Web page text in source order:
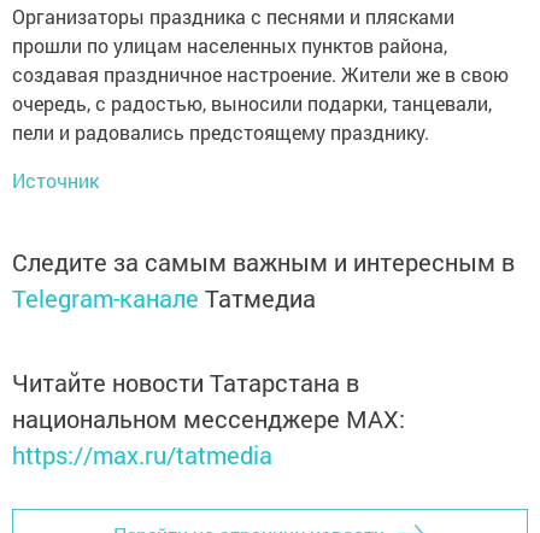
Организаторы праздника с песнями и плясками
прошли по улицам населенных пунктов района,
создавая праздничное настроение. Жители же в свою
очередь, с радостью, выносили подарки, танцевали,
пели и радовались предстоящему празднику.
Источник
Следите за самым важным и интересным в
Telegram-канале Татмедиа
Читайте новости Татарстана в
национальном мессенджере MАХ:
https://max.ru/tatmedia